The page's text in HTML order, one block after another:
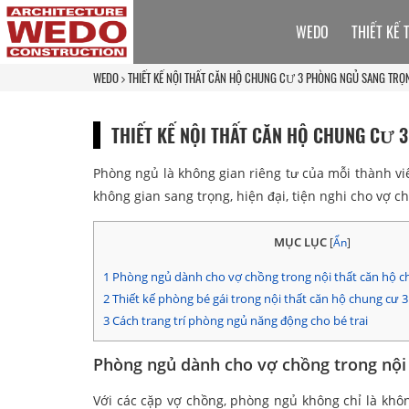
WEDO THIẾT KẾ NỘI THẤT CĂN HỘ CHUNG CƯ 3 PHÒNG NGỦ SANG
THIẾT KẾ NỘI THẤT CĂN HỘ CHUNG CƯ
Phòng ngủ là không gian riêng tư của mỗi thành
không gian sang trọng, hiện đại, tiện nghi cho vợ
MỤC LỤC [Ẩn]
1 Phòng ngủ dành cho vợ chồng trong nội thất căn hộ
2Thiết kế phòng bé gái trong nội thất căn hộ chung cư
3Cách trang trí phòng ngủ năng động cho bé trai
Phòng ngủ dành cho vợ chồng trong
Với các cặp vợ chồng, phòng ngủ không chỉ là
WEDO THIẾT KẾ